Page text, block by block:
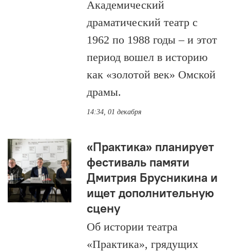
Академический
драматический театр с
1962 по 1988 годы – и этот
период вошел в историю
как «золотой век» Омской
драмы.
14:34, 01 декабря
«Практика» планирует
фестиваль памяти
Дмитрия Брусникина и
ищет дополнительную
сцену
Об истории театра
«Практика», грядущих